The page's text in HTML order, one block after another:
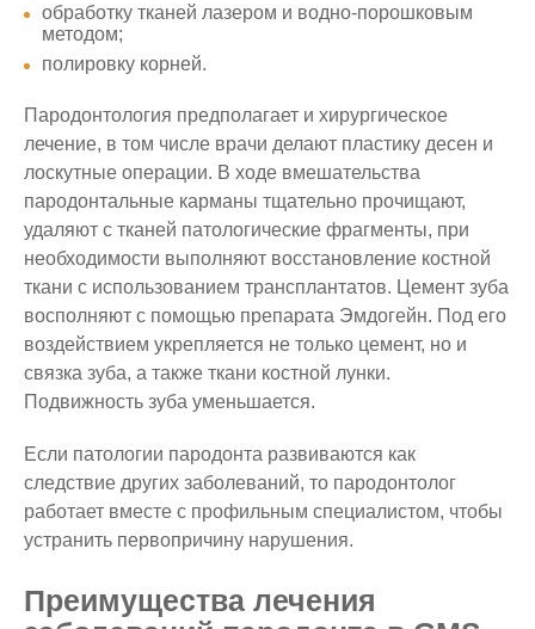
обработку тканей лазером и водно-порошковым
методом;
полировку корней.
Пародонтология предполагает и хирургическое
лечение, в том числе врачи делают пластику десен и
лоскутные операции. В ходе вмешательства
пародонтальные карманы тщательно прочищают,
удаляют с тканей патологические фрагменты, при
необходимости выполняют восстановление костной
ткани с использованием трансплантатов. Цемент зуба
восполняют с помощью препарата Эмдогейн. Под его
воздействием укрепляется не только цемент, но и
связка зуба, а также ткани костной лунки.
Подвижность зуба уменьшается.
Если патологии пародонта развиваются как
следствие других заболеваний, то пародонтолог
работает вместе с профильным специалистом, чтобы
устранить первопричину нарушения.
Преимущества лечения